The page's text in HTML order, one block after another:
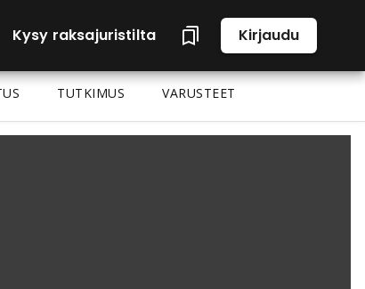
Kysy raksajuristilta Kirjaudu
TUTKIMUS VARUSTEET